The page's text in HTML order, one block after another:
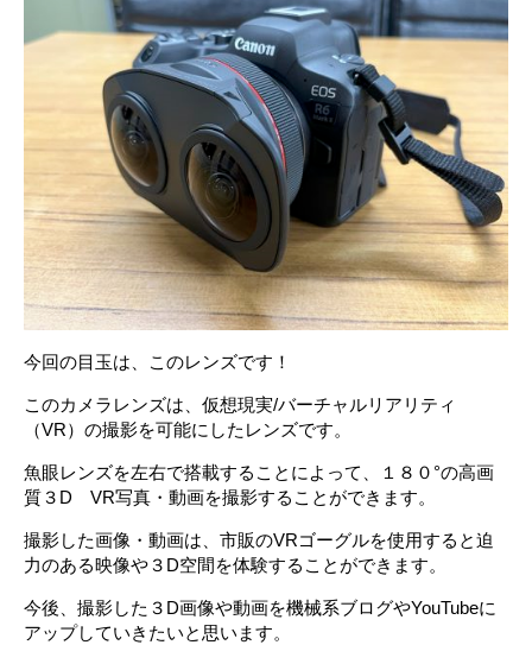
今回の目玉は、このレンズです！
このカメラレンズは、仮想現実/バーチャルリアリティ
（VR）の撮影を可能にしたレンズです。
魚眼レンズを左右で搭載することによって、１８０°の高画
質３D VR写真・動画を撮影することができます。
撮影した画像・動画は、市販のVRゴーグルを使用すると迫
力のある映像や３D空間を体験することができます。
今後、撮影した３D画像や動画を機械系ブログやYouTubeに
アップしていきたいと思います。